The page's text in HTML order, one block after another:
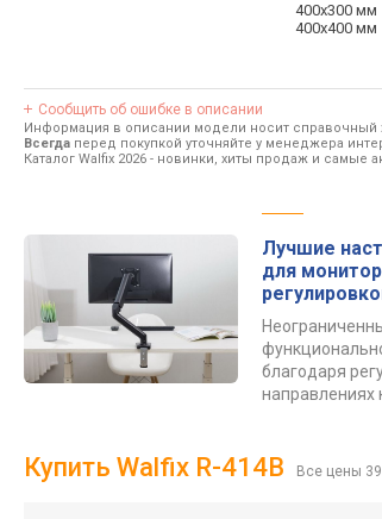
400x300 мм
400x400 мм
Сообщить об ошибке в описании
Информация в описании модели носит справочный
Всегда перед покупкой уточняйте у менеджера
Каталог Walfix 2026 - новинки, хиты продаж и самые
Лучшие
для
благодаря
направлениях
Купить Walfix R-414B Все цены 39